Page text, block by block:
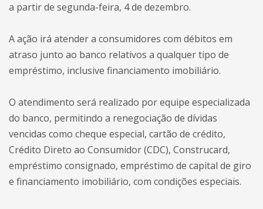
a partir de segunda-feira, 4 de dezembro.
A ação irá atender a consumidores com débitos em
atraso junto ao banco relativos a qualquer tipo de
empréstimo, inclusive financiamento imobiliário.
O atendimento será realizado por equipe especializada
do banco, permitindo a renegociação de dívidas
vencidas como cheque especial, cartão de crédito,
Crédito Direto ao Consumidor (CDC), Construcard,
empréstimo consignado, empréstimo de capital de giro
e financiamento imobiliário, com condições especiais.